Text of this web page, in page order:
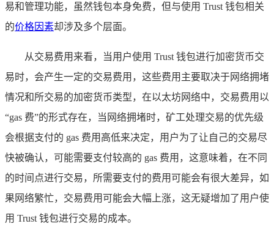
易和管理功能，虽然钱包本身免费，但与使用 Trust 钱包相关
的价格因素却涉及多个层面。
从交易费用来看，当用户使用 Trust 钱包进行加密货币交
易时，会产生一定的交易费用，这些费用主要取决于网络拥堵
情况和所交易的加密货币类型，在以太坊网络中，交易费用以
“gas 费”的形式存在，当网络拥堵时，矿工处理交易的优先级
会根据支付的 gas 费用高低来决定，用户为了让自己的交易尽
快被确认，可能需要支付较高的 gas 费用，这意味着，在不同
的时间点进行交易，所需要支付的费用可能会有很大差异，如
果网络繁忙，交易费用可能会大幅上涨，这无疑增加了用户使
用 Trust 钱包进行交易的成本。